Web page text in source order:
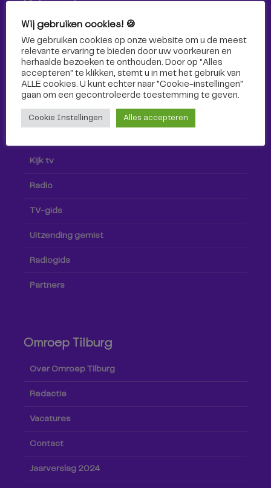
Volg ons!
Volg Omroep Tilburg niet alleen hier, maar ook via social
media!
Kijk tv
Radio
TV-gids
Uitzending gemist
Radiogids
Partners
Omroep Tilburg
Over Omroep Tilburg
Redactie
Vacatures
Contact
Jaarverslag 2024
Wij gebruiken cookies! 🍪
We gebruiken cookies op onze website om u de meest
relevante ervaring te bieden door uw voorkeuren en
herhaalde bezoeken te onthouden. Door op "Alles
accepteren" te klikken, stemt u in met het gebruik van
ALLE cookies. U kunt echter naar "Cookie-instellingen"
gaan om een ​​gecontroleerde toestemming te geven.
Cookie Instellingen Alles accepteren